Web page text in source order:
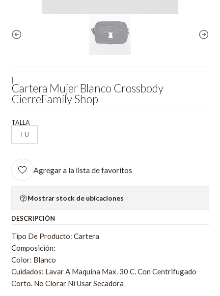
Cartera Mujer Blanco Crossbody
CierreFamily Shop
TALLA
TU
Agregar a la lista de favoritos
Mostrar stock de ubicaciones
DESCRIPCIÓN
Tipo De Producto: Cartera
Composición:
Color: Blanco
Cuidados: Lavar A Maquina Max. 30 C. Con Centrifugado
Corto. No Clorar Ni Usar Secadora